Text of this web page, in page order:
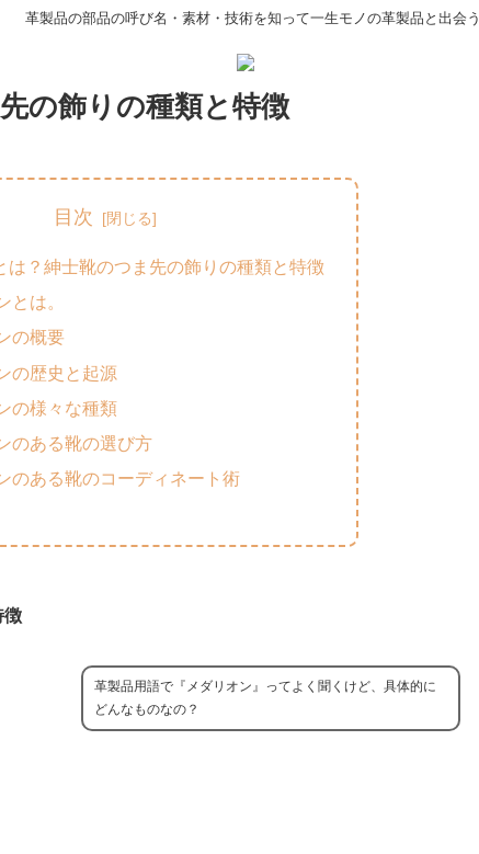
革製品の部品の呼び名・素材・技術を知って一生モノの革製品と出会う
の飾りの種類と特徴
目次
は？紳士靴のつま先の飾りの種類と特徴
とは。
の概要
の歴史と起源
の様々な種類
のある靴の選び方
のある靴のコーディネート術
徴
革製品用語で『メダリオン』ってよく聞くけど、具体的に
どんなものなの？